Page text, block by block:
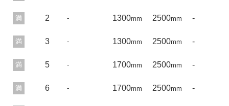
満 2 - 1300mm 2500mm -
満 3 - 1300mm 2500mm -
満 5 - 1700mm 2500mm -
満 6 - 1700mm 2500mm -